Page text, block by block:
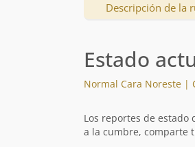
Descripción de la
Estado
Normal Cara Noreste |
Los reportes de
a la cumbre, comparte